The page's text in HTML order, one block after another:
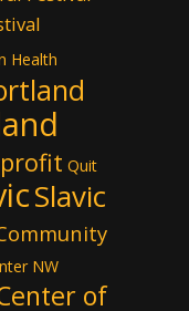
Health
Quit
Slavic
NW
of